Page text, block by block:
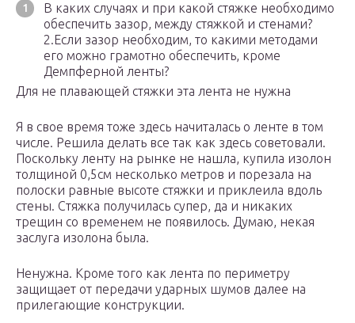
В каких случаях и при какой стяжке необходимо
обеспечить зазор, между стяжкой и стенами?
2.Если зазор необходим, то какими методами
его можно грамотно обеспечить, кроме
Демпферной ленты?
Для не плавающей стяжки эта лента не нужна
Я в свое время тоже здесь начиталась о ленте в том
числе. Решила делать все так как здесь советовали.
Поскольку ленту на рынке не нашла, купила изолон
толщиной 0,5см несколько метров и порезала на
полоски равные высоте стяжки и приклеила вдоль
стены. Стяжка получилась супер, да и никаких
трещин со временем не появилось. Думаю, некая
заслуга изолона была.
Ненужна. Кроме того как лента по периметру
защищает от передачи ударных шумов далее на
прилегающие конструкции.